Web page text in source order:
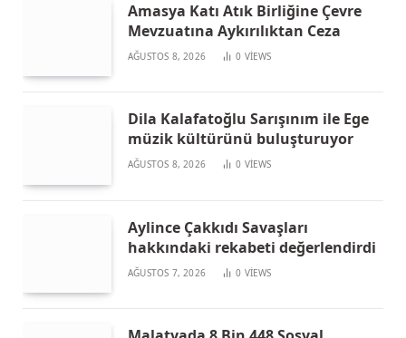
Amasya Katı Atık Birliğine Çevre
Mevzuatına Aykırılıktan Ceza
AĞUSTOS 8, 2026 0 VIEWS
Dila Kalafatoğlu Sarışınım ile Ege
müzik kültürünü buluşturuyor
AĞUSTOS 8, 2026 0 VIEWS
Aylince Çakkıdı Savaşları
hakkındaki rekabeti değerlendirdi
AĞUSTOS 7, 2026 0 VIEWS